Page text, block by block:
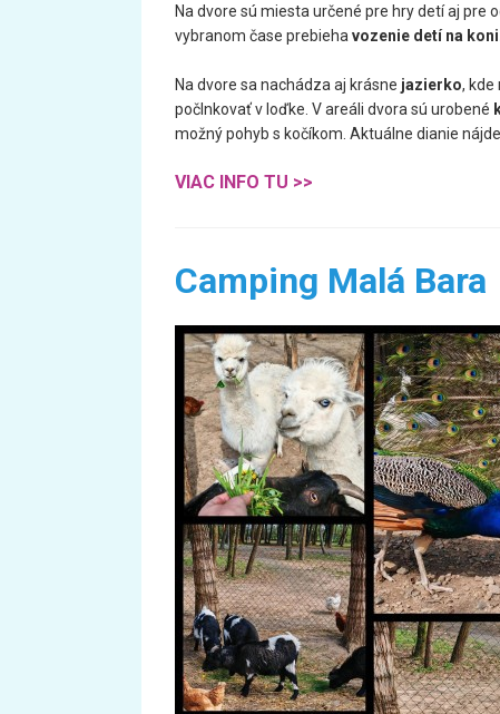
Na dvore sú miesta určené pre hry detí aj pre
vybranom čase prebieha vozenie detí na
Na dvore sa nachádza aj krásne jazierko, kde
počlnkovať v loďke. V areáli dvora sú urobené
možný pohyb s kočíkom. Aktuálne dianie
VIAC INFO TU >>
Camping Malá Bara